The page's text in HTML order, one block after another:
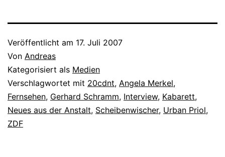
Veröffentlicht am 17. Juli 2007
Von Andreas
Kategorisiert als Medien
Verschlagwortet mit 20cdnt, Angela Merkel,
Fernsehen, Gerhard Schramm, Interview, Kabarett,
Neues aus der Anstalt, Scheibenwischer, Urban Priol,
ZDF